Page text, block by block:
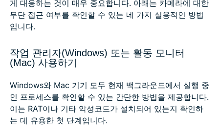
게 대응하는 것이 매우 중요합니다. 아래는 카메라에 대한
무단 접근 여부를 확인할 수 있는 네 가지 실용적인 방법
입니다.
작업 관리자(Windows) 또는 활동 모니터
(Mac) 사용하기
Windows와 Mac 기기 모두 현재 백그라운드에서 실행 중
인 프로세스를 확인할 수 있는 간단한 방법을 제공합니다.
이는 RAT이나 기타 악성코드가 설치되어 있는지 확인하
는 데 유용한 첫 단계입니다.